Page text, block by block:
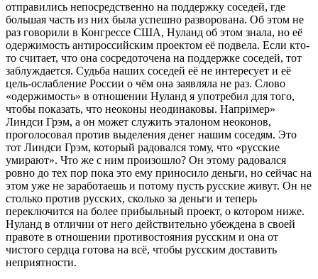
отправились непосредственно на поддержку соседей, где
большая часть из них была успешно разворована. Об этом не
раз говорили в Конгрессе США, Нуланд об этом знала, но её
одержимость антироссийским проектом её подвела. Если кто-
то считает, что она сосредоточена на поддержке соседей, тот
заблуждается. Судьба наших соседей её не интересует и её
цель-ослабление России о чём она заявляла не раз. Слово
«одержимость» в отношении Нуланд я употребил для того,
чтобы показать, что неоконы неодинаковы. Например»
Линдси Грэм, а он может служить эталоном неоконов,
проголосовал против выделения денег нашим соседям. Это
тот Линдси Грэм, который радовался тому, что «русские
умирают». Что же с ним произошло? Он этому радовался
ровно до тех пор пока это ему приносило деньги, но сейчас на
этом уже не заработаешь и потому пусть русские живут. Он не
столько против русских, сколько за деньги и теперь
переключится на более прибыльный проект, о котором ниже.
Нуланд в отличии от него действительно убеждена в своей
правоте в отношении противостояния русским и она от
чистого сердца готова на всё, чтобы русским доставить
неприятности.